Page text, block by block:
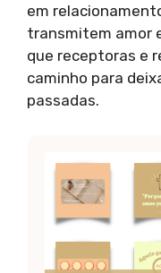
em
transmitem amor
que receptoras e
caminho para
passadas.